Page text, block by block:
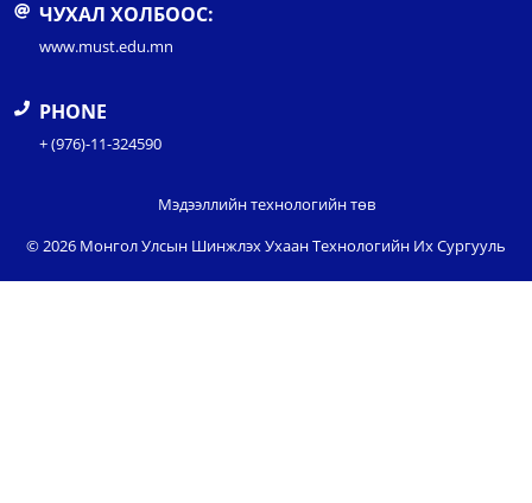
ЧУХАЛ ХОЛБООС:
www.must.edu.mn
PHONE
+ (976)-11-324590
Мэдээллийн технологийн төв
© 2026 Монгол Улсын Шинжлэх Ухаан Технологийн Их Сургууль